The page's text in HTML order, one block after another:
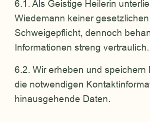
6.1. Als Geistige Heilerin
Wiedemann keiner gesetzlichen
Schweigepflicht, dennoch
Informationen streng vertraulich.
6.2. Wir erheben und speichern
die notwendigen
hinausgehende Daten.